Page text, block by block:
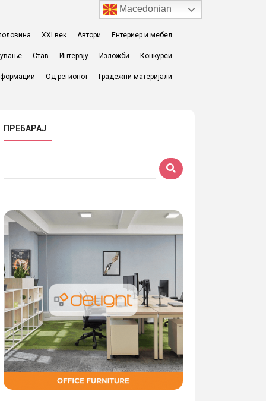
XXI век Автори Ентериер и мебел
Став Интервју Изложби Конкурси
Од регионот Градежни материјали
ПРЕБАРАЈ
Macedonian